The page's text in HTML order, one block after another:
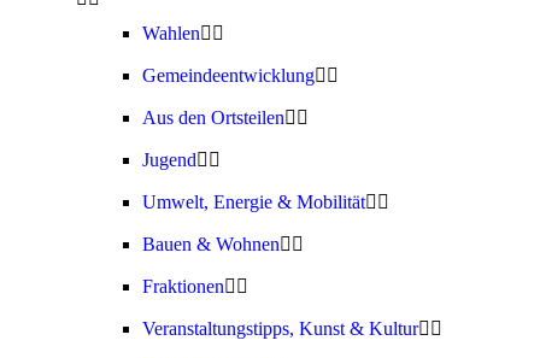
Wahlen
Gemeindeentwicklung
Aus den Ortsteilen
Jugend
Umwelt, Energie & Mobilität
Bauen & Wohnen
Fraktionen
Veranstaltungstipps, Kunst & Kultur